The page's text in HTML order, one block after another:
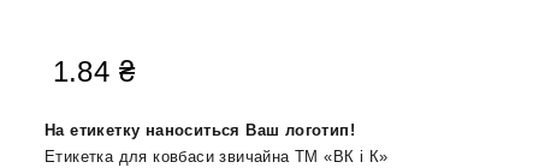
1.84 ₴
На етикетку наноситься Ваш логотип!
Етикетка дляковбаси звичайна ТМ «ВК і К»